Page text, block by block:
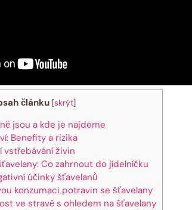
článku [skrýt]
jsou a kde je najdeme
Benefity a rizika
vstřebávání živin
Co zahrnout do jídelníčku
účinky šťavelanů
konzumaci potravin se šťavelany
ve stravě s ohledem na šťavelany